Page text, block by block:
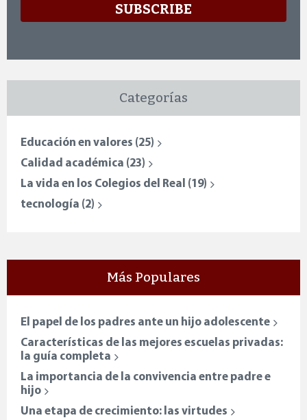
Categorías
Educación en valores (25)
Calidad académica (23)
La vida en los Colegios del Real (19)
tecnología (2)
Más Populares
El papel de los padres ante un hijo adolescente
Características de las mejores escuelas privadas:
la guía completa
La importancia de la convivencia entre padre e
hijo
Una etapa de crecimiento: las virtudes